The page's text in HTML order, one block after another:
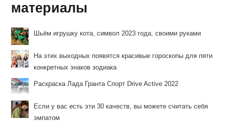
материалы
Шьём игрушку кота, символ 2023 года, своими руками
На этих выходных появятся красивые гороскопы для пяти
конкретных знаков зодиака
Раскраска Лада Гранта Спорт Drive Active 2022
Если у вас есть эти 30 качеств, вы можете считать себя
эмпатом